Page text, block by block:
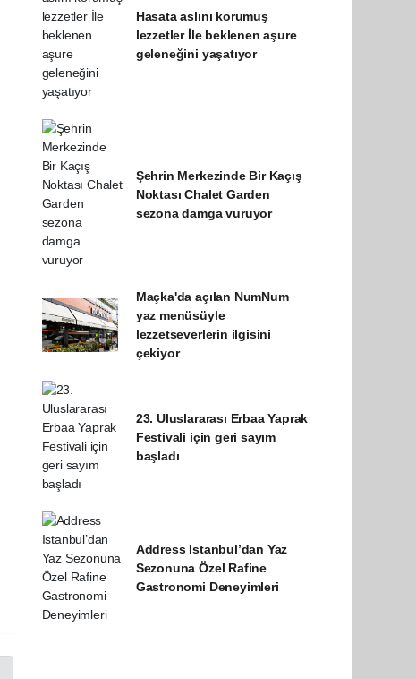
Hasata aslını korumuş
lezzetler İle beklenen aşure
geleneğini yaşatıyor
Şehrin Merkezinde Bir Kaçış
Noktası Chalet Garden
sezona damga vuruyor
Maçka'da açılan NumNum
yaz menüsüyle
lezzetseverlerin ilgisini
çekiyor
23. Uluslararası Erbaa Yaprak
Festivali için geri sayım
başladı
Address Istanbul’dan Yaz
Sezonuna Özel Rafine
Gastronomi Deneyimleri